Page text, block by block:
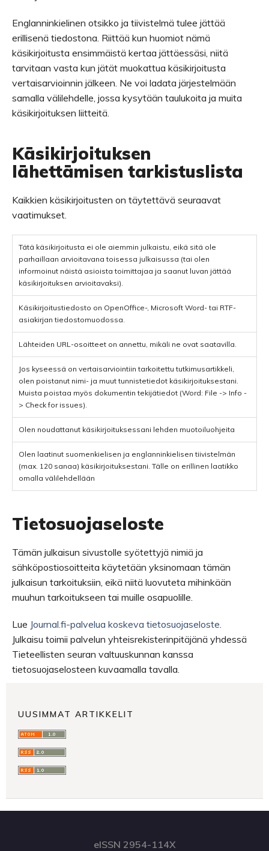
Englanninkielinen otsikko ja tiivistelmä tulee jättää
erillisenä tiedostona. Riittää kun huomiot nämä
käsikirjoitusta ensimmäistä kertaa jättäessäsi, niitä
tarvitaan vasta kun jätät muokattua käsikirjoitusta
vertaisarvioinnin jälkeen. Ne voi ladata järjestelmään
samalla välilehdelle, jossa kysytään taulukoita ja muita
käsikirjoituksen liitteitä.
Käsikirjoituksen
lähettämisen tarkistuslista
Kaikkien käsikirjoitusten on täytettävä seuraavat
vaatimukset.
Tätä käsikirjoitusta ei ole aiemmin julkaistu, eikä sitä ole
parhaillaan arvioitavana toisessa julkaisussa (tai olen
informoinut näistä asioista toimittajaa ja saanut luvan jättää
käsikirjoituksen arvioitavaksi).
Käsikirjoitustiedosto on OpenOffice-, Microsoft Word- tai RTF-
asiakirjan tiedostomuodossa.
Lähteiden URL-osoitteet on annettu, mikäli ne ovat saatavilla.
Jos kyseessä on vertaisarviointiin tarkoitettu tutkimusartikkeli,
olen poistanut nimi- ja muut tunnistetiedot käsikirjoituksestani.
Muista poistaa myös dokumentin tekijätiedot (Word: File -> Info -
> Check for issues).
Olen noudattanut käsikirjoituksessani lehden muotoiluohjeita
Olen laatinut suomenkielisen ja englanninkielisen tiivistelmän
(max. 120 sanaa) käsikirjoituksestani. Tälle on erillinen laatikko
omalla välilehdellään
Tietosuojaseloste
Tämän julkaisun sivustolle syötettyjä nimiä ja
sähköpostiosoitteita käytetään yksinomaan tämän
julkaisun tarkoituksiin, eikä niitä luovuteta mihinkään
muuhun tarkoitukseen tai muille osapuolille.
Lue Journal.fi-palvelua koskeva tietosuojaseloste.
Julkaisu toimii palvelun yhteisrekisterinpitäjänä yhdessä
Tieteellisten seuran valtuuskunnan kanssa
tietosuojaselosteen kuvaamalla tavalla.
UUSIMMAT ARTIKKELIT
eISSN 2954-114X